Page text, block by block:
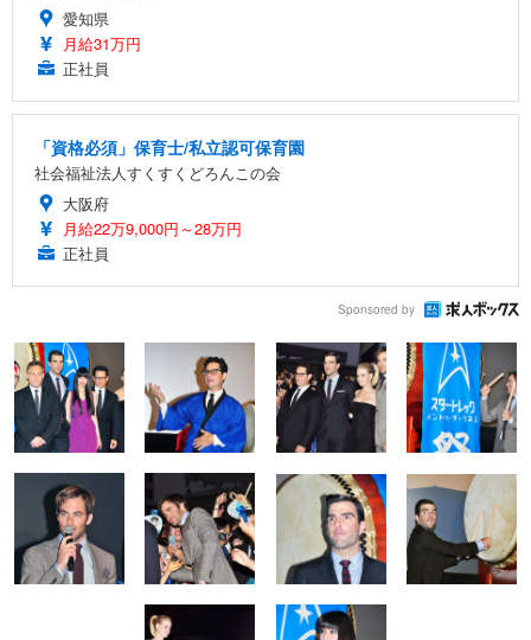
愛知県
月給31万円
正社員
「資格必須」保育士/私立認可保育園
社会福祉法人すくすくどろんこの会
大阪府
月給22万9,000円～28万円
正社員
Sponsored by